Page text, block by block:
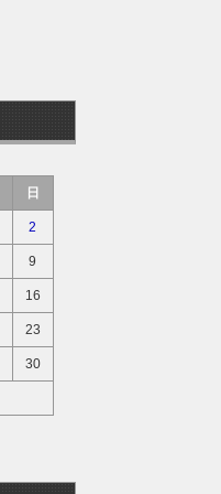
日
2
9
16
23
30